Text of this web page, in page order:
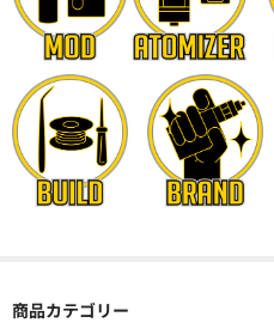
商品カテゴリー